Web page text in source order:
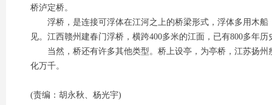
桥泸定桥。
浮桥，是连接可浮体在江河之上的桥梁形式，浮体多用木船
见。江西赣州建春门浮桥，横跨400多米的江面，已有800多年历
当然，桥还有许多其他类型。桥上设亭，为亭桥，江苏扬州
化万千。
(责编：胡永秋、杨光宇)